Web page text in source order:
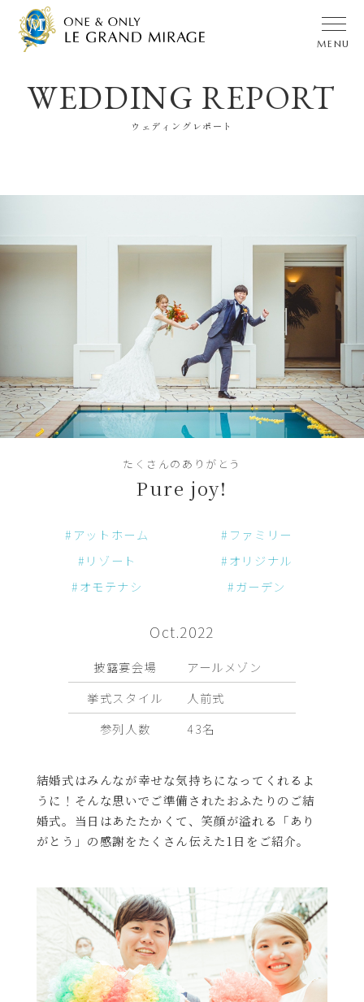
ブランドメッセージ ブライダルフェア
ウェディングレポート
コラム・おすすめ情報 特典・プレゼント
NEWS & TOPICS
ご列席の 皆様へ
交通 アクセス 会社 案内
アニバーサリーケーキ
採用情報
CONTACT ご来館・お問い合わせ
WEDDING REPORT
ウェディングレポート
たくさんのありがとう
Pure joy!
アットホーム
ファミリー
リゾート
オリジナル
オモテナシ
ガーデン
Oct.2022
披露宴会場
アールメゾン
挙式スタイル
人前式
参列人数
43名
結婚式はみんなが幸せな気持ちになってくれるよ
うに！そんな思いでご準備されたおふたりのご結
婚式。当日はあたたかくて、笑顔が溢れる「あり
がとう」の感謝をたくさん伝えた1日をご紹介。